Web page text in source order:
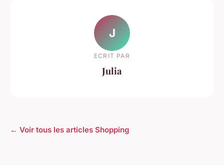
J
ECRIT PAR
Julia
← Voir tous les articles Shopping